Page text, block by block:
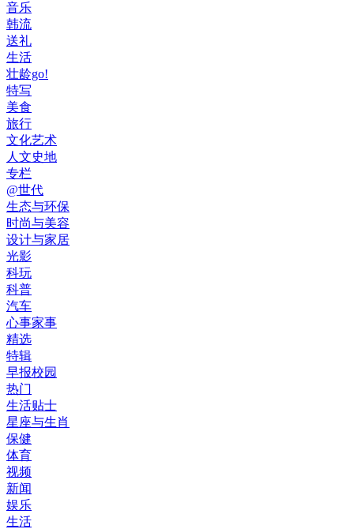
音乐
韩流
送礼
生活
壮龄go!
特写
美食
旅行
文化艺术
人文史地
专栏
@世代
生态与环保
时尚与美容
设计与家居
光影
科玩
科普
汽车
心事家事
精选
特辑
早报校园
热门
生活贴士
星座与生肖
保健
体育
视频
新闻
娱乐
生活